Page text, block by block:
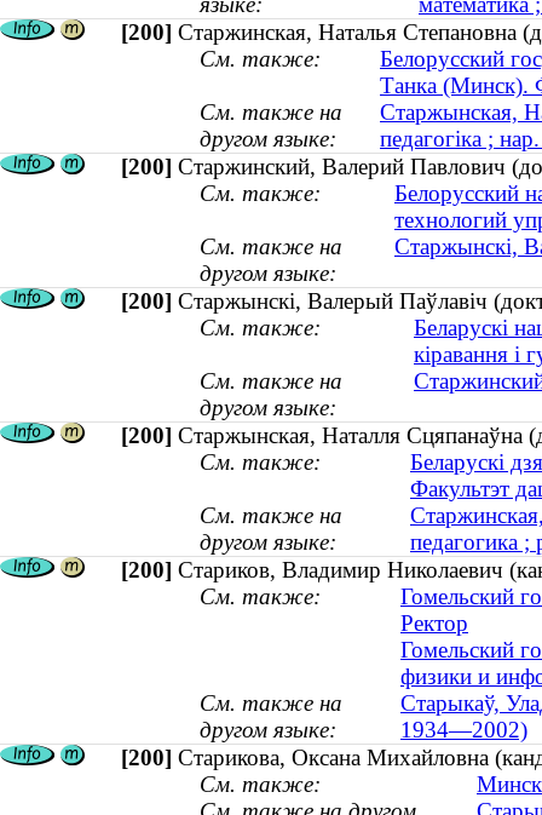
[200] Старжинская, Наталья Степановна
См. также:
Белорусский
Танка (Минск).
См. также на
другом языке:
Старжынская,
педагогіка ;
[200] Старжинский, Валерий Павлович
См. также:
Белорусский
технологий
См. также на
другом языке:
Старжынскі,
[200] Старжынскі, Валерый Паўлавіч
См. также:
Беларускі
кіравання і
См. также на
другом языке:
[200] Старжынская, Наталля Сцяпанаўна
См. также:
Беларускі
Факультэт
См. также на
другом языке:
педагогика ;
[200] Стариков, Владимир Николаевич
См. также:
Гомельский
Ректор
Гомельский
физики и
См. также на
другом языке:
Старыкаў,
1934—2002)
[200] Старикова, Оксана Михайловна
См. также: